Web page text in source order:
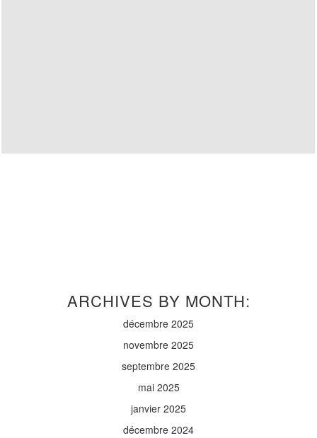
ARCHIVES BY MONTH:
décembre 2025
novembre 2025
septembre 2025
mai 2025
janvier 2025
décembre 2024